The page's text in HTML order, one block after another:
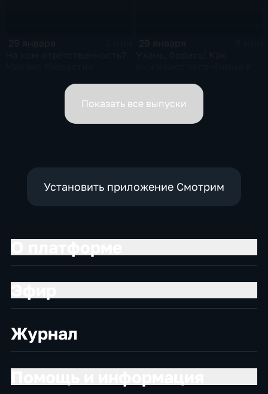
вице-премьеров
Показать все выпуски
Установить приложение Смотрим
Журнал